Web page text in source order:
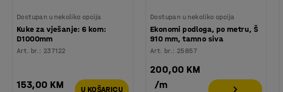
Dostupan u nekoliko opcija
Kuke za vješanje: 6 kom:
D1000mm
Art. br.: 237122
153,00 KM U KOŠARICU
Dostupan u nekoliko opcija
Ekonomi podloga, po metru, Š
910 mm, tamno siva
Art. br.: 25857
200,00 KM
/m